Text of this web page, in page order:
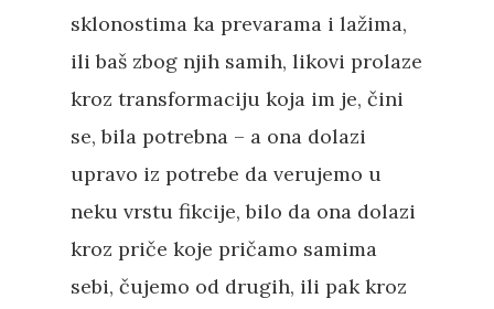
sklonostima ka prevarama i lažima,
ili baš zbog njih samih, likovi prolaze
kroz transformaciju koja im je, čini
se, bila potrebna – a ona dolazi
upravo iz potrebe da verujemo u
neku vrstu fikcije, bilo da ona dolazi
kroz priče koje pričamo samima
sebi, čujemo od drugih, ili pak kroz